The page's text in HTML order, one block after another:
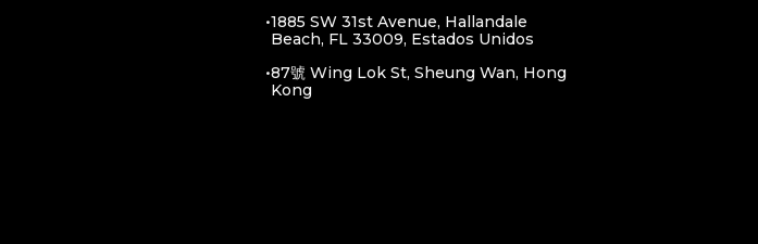
•1885 SW 31st Avenue, Hallandale
Beach, FL 33009, Estados Unidos
•87號 Wing Lok St, Sheung Wan, Hong
Kong​